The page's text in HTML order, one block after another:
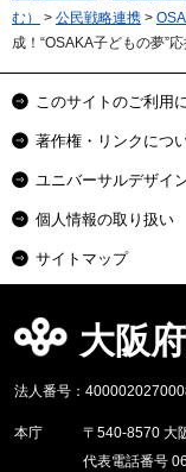
む）
> 公民戦略連携 >
成！“OSAKA子どもの夢”
このサイトのご利用
著作権・リンクにつ
ユニバーサルデザイ
個人情報の取り扱い
サイトマップ
大阪
法人番号：
本庁
〒540-8570 大
代表電話番号